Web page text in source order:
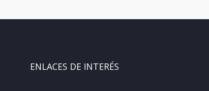
ENLACES DE INTERÉS